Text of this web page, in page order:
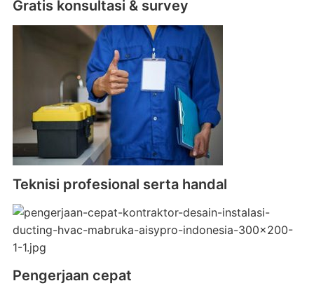
Gratis konsultasi & survey
Teknisi profesional serta handal
Pengerjaan cepat